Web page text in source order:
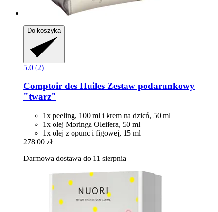
Do koszyka
5.0 (2)
Comptoir des Huiles Zestaw podarunkowy
"twarz"
1x peeling, 100 ml i krem na dzień, 50 ml
1x olej Moringa Oleifera, 50 ml
1x olej z opuncji figowej, 15 ml
278,00 zł
Darmowa dostawa do 11 sierpnia